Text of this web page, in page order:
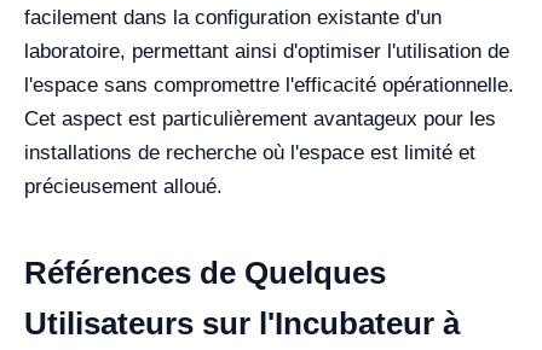
facilement dans la configuration existante d'un
laboratoire, permettant ainsi d'optimiser l'utilisation de
l'espace sans compromettre l'efficacité opérationnelle.
Cet aspect est particulièrement avantageux pour les
installations de recherche où l'espace est limité et
précieusement alloué.
Références de Quelques
Utilisateurs sur l'Incubateur à